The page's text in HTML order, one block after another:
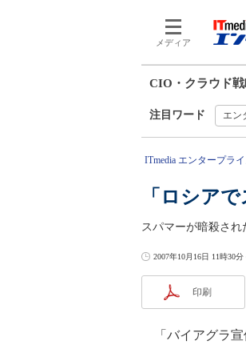
メディア
CIO・クラウド
注目ワード エン
ITmedia エンタープラ
「ロシア
スパマーが暗殺され
2007年10月16日 11時30分
印刷
「バイアグラ宣